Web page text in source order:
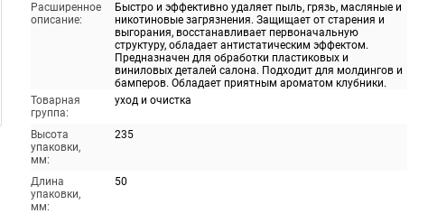
Расширенное
описание:
Быстро и эффективно удаляет пыль, грязь, масляные и
никотиновые загрязнения. Защищает от старения и
выгорания, восстанавливает первоначальную
структуру, обладает антистатическим эффектом.
Предназначен для обработки пластиковых и
виниловых деталей салона. Подходит для молдингов и
бамперов. Обладает приятным ароматом клубники.
Товарная
группа:
уход и очистка
Высота
упаковки,
мм:
235
Длина
упаковки,
мм:
50